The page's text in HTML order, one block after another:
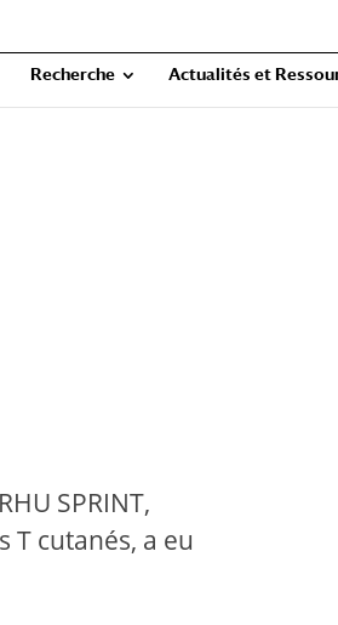
Recherche Actualités et
SPRINT,
T cutanés, a eu